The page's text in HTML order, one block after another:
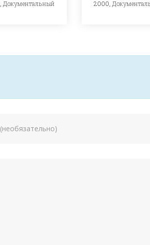
Документальный 2000,